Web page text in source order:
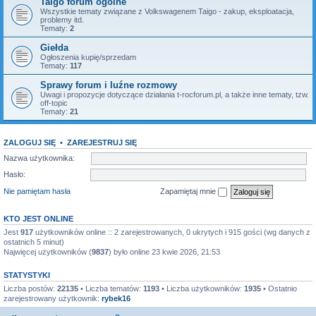
Wszystkie tematy związane z Volkswagenem Taigo - zakup, eksploatacja,
problemy itd.
Tematy: 2
Giełda
Ogłoszenia kupię/sprzedam
Tematy: 117
Sprawy forum i luźne rozmowy
Uwagi i propozycje dotyczące działania t-rocforum.pl, a także inne tematy, tzw.
off-topic
Tematy: 21
ZALOGUJ SIĘ • ZAREJESTRUJ SIĘ
Nazwa użytkownika:
Hasło:
Nie pamiętam hasła
Zapamiętaj mnie
KTO JEST ONLINE
Jest 917 użytkowników online :: 2 zarejestrowanych, 0 ukrytych i 915 gości (wg danych z
ostatnich 5 minut)
Najwięcej użytkowników (9837) było online 23 kwie 2026, 21:53
STATYSTYKI
Liczba postów: 22135 • Liczba tematów: 1193 • Liczba użytkowników: 1935 • Ostatnio
zarejestrowany użytkownik: rybek16